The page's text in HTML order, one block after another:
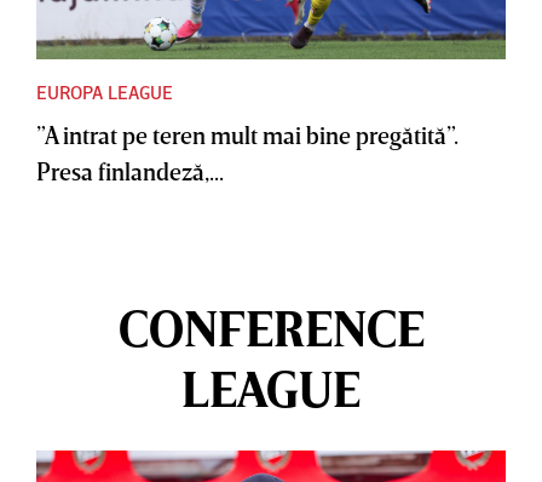
EUROPA LEAGUE
”A intrat pe teren mult mai bine pregătită”.
Presa finlandeză,...
CONFERENCE
LEAGUE